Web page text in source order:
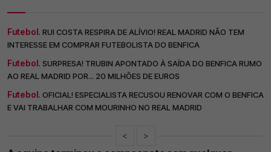
Futebol. RUI COSTA RESPIRA DE ALÍVIO! REAL MADRID NÃO TEM
INTERESSE EM COMPRAR FUTEBOLISTA DO BENFICA
Futebol. SURPRESA! TRUBIN APONTADO À SAÍDA DO BENFICA RUMO
AO REAL MADRID POR... 20 MILHÕES DE EUROS
Futebol. OFICIAL! ESPECIALISTA RECUSOU RENOVAR COM O BENFICA
E VAI TRABALHAR COM MOURINHO NO REAL MADRID
< >